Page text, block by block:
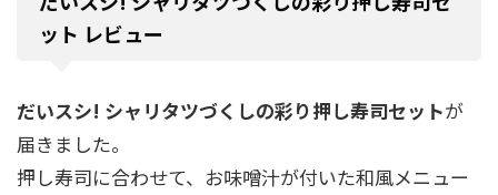
ット レビュー
だいスシ! シャリタツづくしの彩り押し寿司セットが
届きました。
押し寿司に合わせて、お味噌汁が付いた和風メニュー